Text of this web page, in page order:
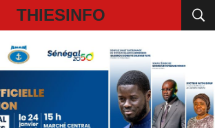
THIESINFO